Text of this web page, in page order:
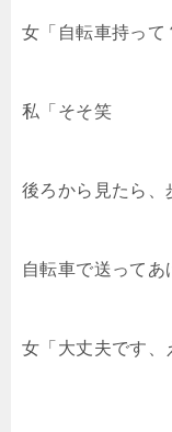
女「自転車持って
私「そそ笑
後ろから見たら、
自転車で送ってあ
女「大丈夫です、